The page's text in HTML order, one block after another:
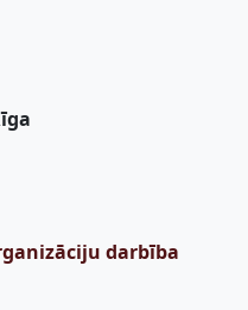
darbība